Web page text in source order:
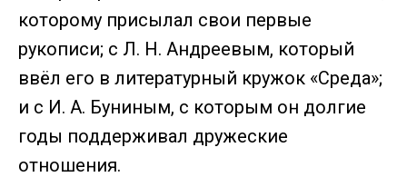
которому присылал свои первые
рукописи; с Л. Н. Андреевым, который
ввёл его в литературный кружок «Среда»;
и с И. А. Буниным, с которым он долгие
годы поддерживал дружеские
отношения.